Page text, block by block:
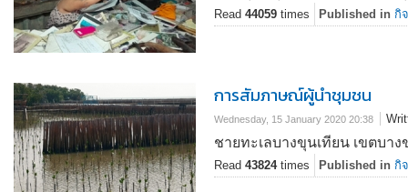
Read 44059 times Published in กิ
การสัมภาษณ์ผู้นำชุมชน
Wednesday, 15 January 2020 20:38
ชายทะเลบางขุนเทียน เขตบาง
Read 43824times Published in กิ